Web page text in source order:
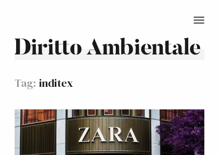
Diritto Ambientale
Tag: inditex